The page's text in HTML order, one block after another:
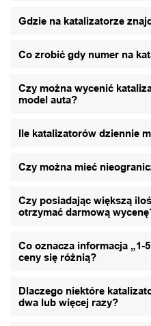
Gdzie na katalizatorze
Co zrobić gdy numer na
Czy można wycenić
model auta?
Ile katalizatorów dziennie
Czy można mieć
Czy posiadając większą
otrzymać darmową
Co oznacza informacja „1-
ceny się różnią?
Dlaczego niektóre
dwa lub więcej razy?